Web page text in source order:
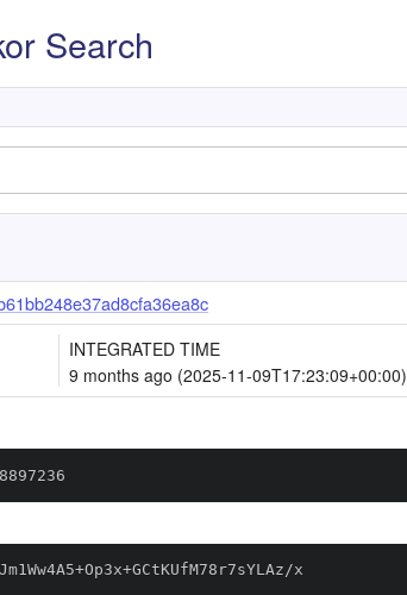
Search
INTEGRATED TIME
9 months ago (2025-11-09T17:23:09+00:00)
x